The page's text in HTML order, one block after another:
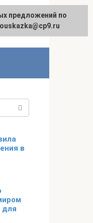
в
для
предложений по